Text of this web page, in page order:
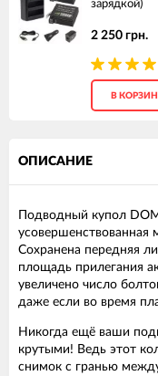
зарядкой)
2 250 грн.
В
ОПИСАНИЕ
Подводный купол
усовершенствованная
Сохранена передняя
площадь прилегания
увеличено число
даже если во время
Никогда ещё ваши
крутыми! Ведь этот
снимок с гранью